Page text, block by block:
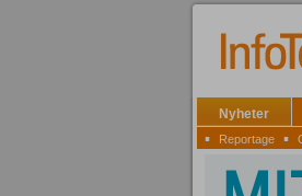
Nyheter
▪ Reportage ▪